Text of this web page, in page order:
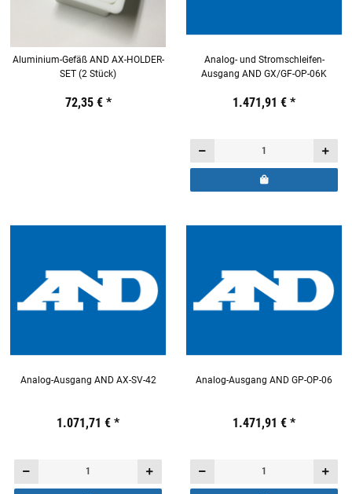
Aluminium-Gefäß AND AX-HOLDER-
SET (2 Stück)
19,44 €inkl. 19% USt.
72,35 € *
Analog- und Stromschleifen-
Ausgang AND GX/GF-OP-06K
19,44 €inkl. 19% USt.
1.471,91 € *
Analog-Ausgang AND AX-SV-42
19,44 €inkl. 19% USt.
1.071,71 € *
Analog-Ausgang AND GP-OP-06
19,44 €inkl. 19% USt.
1.471,91 € *